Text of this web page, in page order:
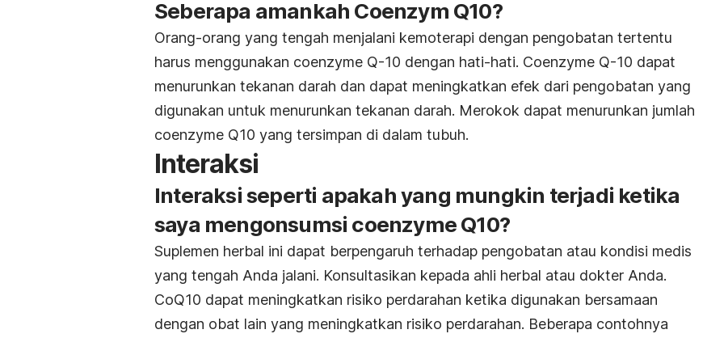
Seberapa amankah Coenzym Q10?
Orang-orang yang tengah menjalani kemoterapi dengan pengobatan tertentu
harus menggunakan coenzyme Q-10 dengan hati-hati. Coenzyme Q-10 dapat
menurunkan tekanan darah dan dapat meningkatkan efek dari pengobatan yang
digunakan untuk menurunkan tekanan darah. Merokok dapat menurunkan jumlah
coenzyme Q10 yang tersimpan di dalam tubuh.
Interaksi
Interaksi seperti apakah yang mungkin terjadi ketika
saya mengonsumsi coenzyme Q10?
Suplemen herbal ini dapat berpengaruh terhadap pengobatan atau kondisi medis
yang tengah Anda jalani. Konsultasikan kepada ahli herbal atau dokter Anda.
CoQ10 dapat meningkatkan risiko perdarahan ketika digunakan bersamaan
dengan obat lain yang meningkatkan risiko perdarahan. Beberapa contohnya